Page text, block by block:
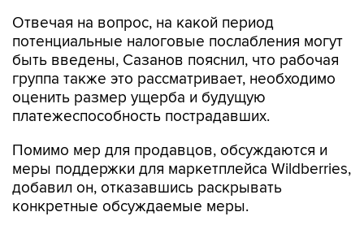
Отвечая на вопрос, на какой период
потенциальные налоговые послабления могут
быть введены, Сазанов пояснил, что рабочая
группа также это рассматривает, необходимо
оценить размер ущерба и будущую
платежеспособность пострадавших.
Помимо мер для продавцов, обсуждаются и
меры поддержки для маркетплейса Wildberries,
добавил он, отказавшись раскрывать
конкретные обсуждаемые меры.